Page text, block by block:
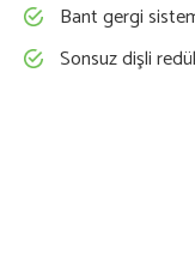
Bant gergi
Sonsuz dişli